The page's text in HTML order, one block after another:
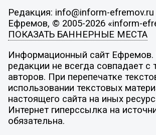
Редакция: info@inform-efremov.ru
Ефремов, © 2005-2026 «inform-
ПОКАЗАТЬ БАННЕРНЫЕ МЕСТА
Информационный сайт Ефремов.
редакции не всегда совпадает с
авторов. При перепечатке
использовании текстовых
настоящего сайта на иных
Интернет гиперссылка на
обязательна.